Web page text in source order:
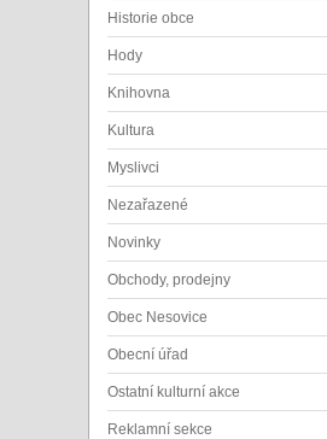
Historie obce
Hody
Knihovna
Kultura
Myslivci
Nezařazené
Novinky
Obchody, prodejny
Obec Nesovice
Obecní úřad
Ostatní kulturní akce
Reklamní sekce